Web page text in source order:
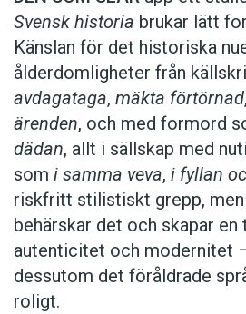
Svensk historia brukar lätt
Känslan för det historiska
ålderdomligheter från
avdagataga, mäkta förtörnad,
ärenden, och med formord
dädan, allt i sällskap med
som i samma veva, i fyllan
riskfritt stilistiskt grepp,
behärskar det och skapar en
autenticitet och modernitet
dessutom det föråldrade
roligt.